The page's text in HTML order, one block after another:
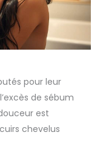
pour leur
de sébum
est
chevelus